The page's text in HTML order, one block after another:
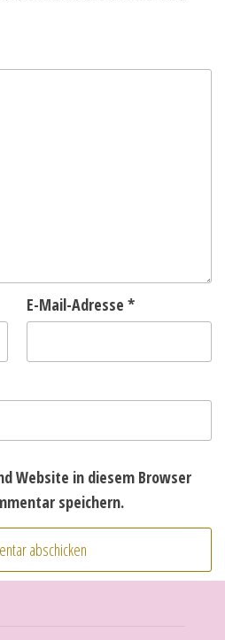
E-Mail-Adresse *
Website in diesem Browser
speichern.